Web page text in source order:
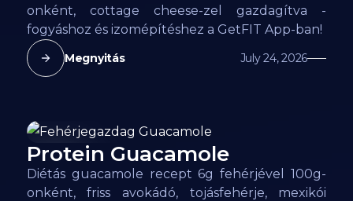
onként, cottage cheese-zel gazdagítva -
fogyáshoz és izomépítéshez a GetFIT App-ban!
Megnyitás July 24, 2026
106kcal
Protein Guacamole
Diétás guacamole recept 6g fehérjével 100g-
onként, friss avokádó, tojásfehérje, mexikói